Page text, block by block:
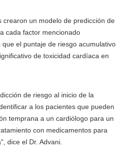
crearon un modelo de predicción de
cada factor mencionado
el puntaje de riesgo acumulativo
de toxicidad cardíaca en
de riesgo al inicio de la
a los pacientes que pueden
temprana a un cardiólogo para un
con medicamentos para
dice el Dr. Advani.